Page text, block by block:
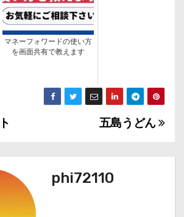
マネーフォワードの使い方
を画面共有で教えます
五島うどん
phi72110